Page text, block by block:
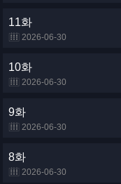
11화
2026-06-30
10화
2026-06-30
9화
2026-06-30
8화
2026-06-30